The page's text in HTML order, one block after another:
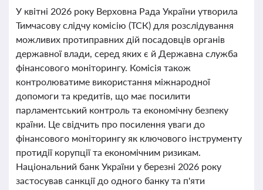
У квітні 2026 року Верховна Рада України утворила
Тимчасову слідчу комісію (ТСК) для розслідування
можливих протиправних дій посадовців органів
державної влади, серед яких є й Державна служба
фінансового моніторингу. Комісія також
контролюватиме використання міжнародної
допомоги та кредитів, що має посилити
парламентський контроль та економічну безпеку
країни. Це свідчить про посилення уваги до
фінансового моніторингу як ключового інструменту
протидії корупції та економічним ризикам.
Національний банк України у березні 2026 року
застосував санкції до одного банку та п'яти